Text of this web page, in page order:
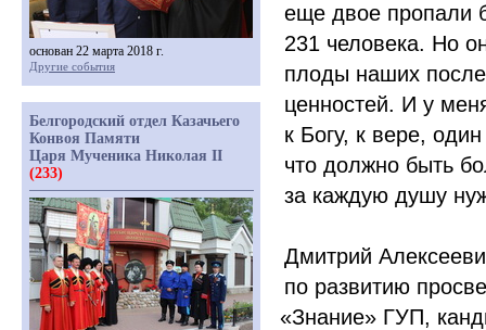
еще двое пропали
231 человека. Но
плоды наших
ценностей. И у
к Богу, к вере,
что должно быть
за каждую душу
Дмитрий
по развитию
«Знание» ГУП,
основан 22 марта 2018 г.
Другие события
Белгородский отдел Казачьего
Конвоя Памяти
Царя Мученика Николая II
(233)